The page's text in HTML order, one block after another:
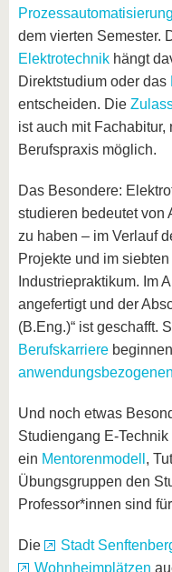
dem vierten Semester.
Elektrotechnik hängt
Direktstudium oder das
entscheiden. Die
ist auch mit
Berufspraxis möglich.
Das Besondere:
studieren bedeutet von
zu haben – im Verlauf
Projekte und im
Industriepraktikum. Im
angefertigt und der
(B.Eng.)“ ist geschafft.
Berufskarriere
Und noch etwas
Studiengang E-
ein Mentorenmodell ,
Übungsgruppen den
Professor*innen sind
Die Stadt
Wohnheimplätzen